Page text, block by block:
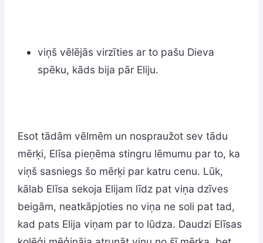
viņš vēlējās virzīties ar to pašu Dieva
spēku, kāds bija pār Eliju.
Esot tādām vēlmēm un nospraužot sev tādu
mērķi, Elīsa pieņēma stingru lēmumu par to, ka
viņš sasniegs šo mērķi par katru cenu. Lūk,
kālab Elīsa sekoja Elijam līdz pat viņa dzīves
beigām, neatkāpjoties no viņa ne soli pat tad,
kad pats Elija viņam par to lūdza. Daudzi Elīsas